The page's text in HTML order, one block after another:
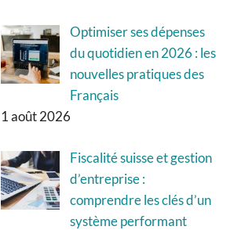
Optimiser ses dépenses
du quotidien en 2026 : les
nouvelles pratiques des
Français
1 août 2026
Fiscalité suisse et gestion
d’entreprise :
comprendre les clés d’un
système performant